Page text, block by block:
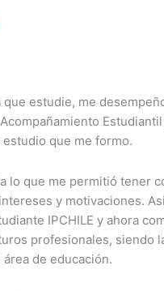
estudie, me
que me formo.
lo que me permitió tener
y motivaciones.
IPCHILE y ahora
profesionales, siendo
de educación.